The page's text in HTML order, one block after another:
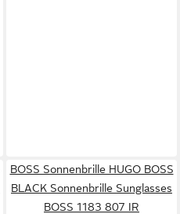
BOSS Sonnenbrille HUGO BOSS
BLACK Sonnenbrille Sunglasses
BOSS 1183 807 IR